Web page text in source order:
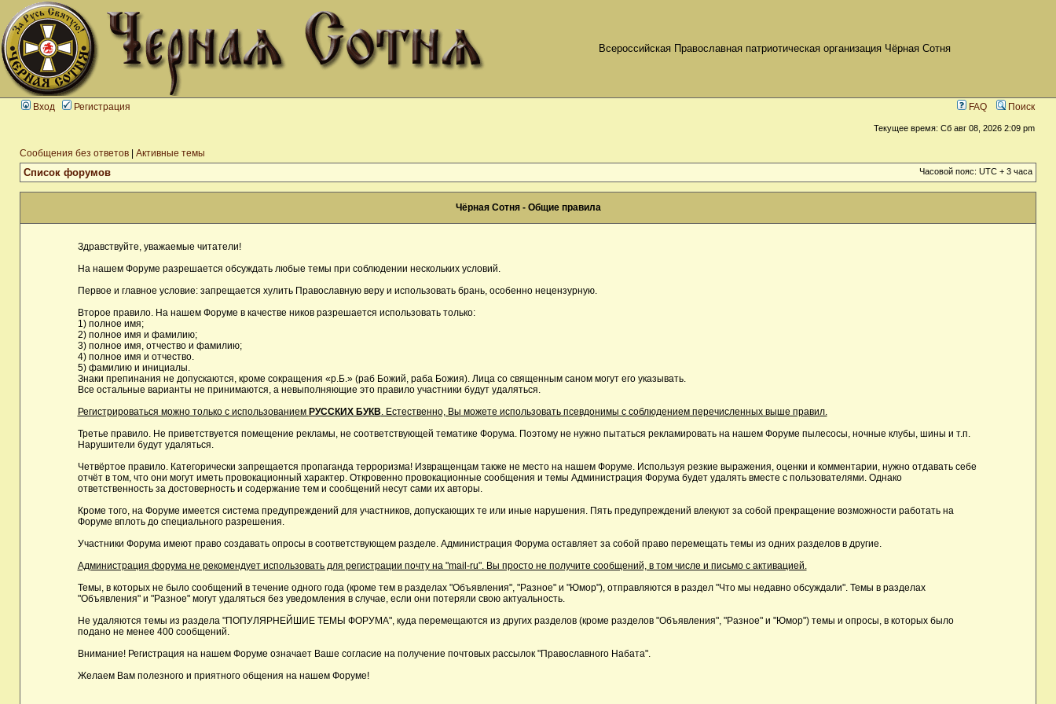
Всероссийская Православная патриотическая организация Чёрная Сотня
Вход Регистрация FAQ Поиск
Текущее время: Сб авг 08, 2026 2:09 pm
Сообщения без ответов Активные темы
Список форумов Часовой пояс: UTC + 3 часа
Чёрная Сотня - Общие правила
Здравствуйте, уважаемые читатели!
На нашем Форуме разрешается обсуждать любые темы при соблюдении нескольких условий.
Первое и главное условие: запрещается хулить Православную веру и использовать брань, особенно нецензурную.
Второе правило. На нашем Форуме в качестве ников разрешается использовать только:
1) полное имя;
2) полное имя и фамилию;
3) полное имя, отчество и фамилию;
4) полное имя и отчество.
5) фамилию и инициалы.
Знаки препинания не допускаются, кроме сокращения «р.Б.» (раб Божий, раба Божия). Лица со священным саном могут его указывать.
Все остальные варианты не принимаются, а невыполняющие это правило участники будут удаляться.
Регистрироваться можно только с использованием РУССКИХ БУКВ. Естественно, Вы можете использовать псевдонимы с соблюдением перечисленных выше правил.
Третье правило. Не приветствуется помещение рекламы, не соответствующей тематике Форума. Поэтому не нужно пытаться рекламировать на нашем Форуме пылесосы, ночные клубы, шины и т.п.
Нарушители будут удаляться.
Четвёртое правило. Категорически запрещается пропаганда терроризма! Извращенцам также не место на нашем Форуме. Используя резкие выражения, оценки и комментарии, нужно отдавать себе
отчёт в том, что они могут иметь провокационный характер. Откровенно провокационные сообщения и темы Администрация Форума будет удалять вместе с пользователями. Однако
ответственность за достоверность и содержание тем и сообщений несут сами их авторы.
Кроме того, на Форуме имеется система предупреждений для участников, допускающих те или иные нарушения. Пять предупреждений влекуют за собой прекращение возможности работать на
Форуме вплоть до специального разрешения.
Участники Форума имеют право создавать опросы в соответствующем разделе. Администрация Форума оставляет за собой право перемещать темы из одних разделов в другие.
Администрация форума не рекомендует использовать для регистрации почту на "mail-ru". Вы просто не получите сообщений, в том числе и письмо с активацией.
Темы, в которых не было сообщений в течение одного года (кроме тем в разделах "Объявления", "Разное" и "Юмор"), отправляются в раздел "Что мы недавно обсуждали". Темы в разделах
"Объявления" и "Разное" могут удаляться без уведомления в случае, если они потеряли свою актуальность.
Не удаляются темы из раздела "ПОПУЛЯРНЕЙШИЕ ТЕМЫ ФОРУМА", куда перемещаются из других разделов (кроме разделов "Объявления", "Разное" и "Юмор") темы и опросы, в которых было
подано не менее 400 сообщений.
Внимание! Регистрация на нашем Форуме означает Ваше согласие на получение почтовых рассылок "Православного Набата".
Желаем Вам полезного и приятного общения на нашем Форуме!